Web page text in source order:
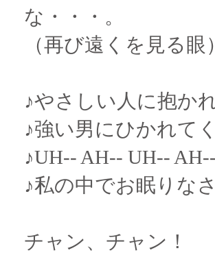
な・・・。
（再び遠くを見る眼
♪やさしい人に抱か
♪強い男にひかれて
♪UH-- AH-- UH--
♪私の中でお眠りな
チャン、チャン！